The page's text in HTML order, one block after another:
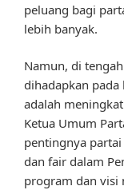
peluang bagi
lebih banyak.
Namun, di
dihadapkan pada
adalah
Ketua Umum
pentingnya
dan fair dalam
program dan visi